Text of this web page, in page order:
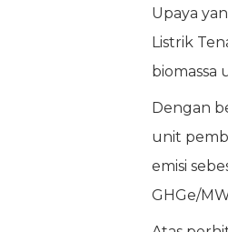
Upaya
Listrik
biomassa
Dengan
unit
emisi
GHGe/